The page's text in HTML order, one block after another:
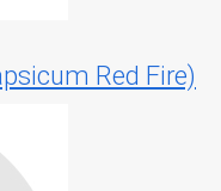
Red Fire)